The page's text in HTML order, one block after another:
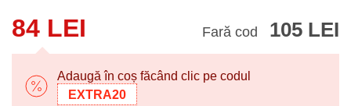
84 LEI Fară cod 105 LEI
Adaugă în coș făcând clic pe codul
EXTRA20